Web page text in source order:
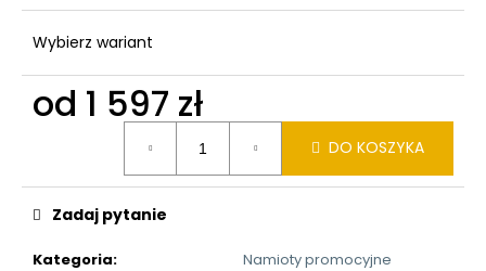
Wybierz wariant
od 1 597 zł
DO KOSZYKA
Kategoria: Namioty promocyjne
Zadaj pytanie